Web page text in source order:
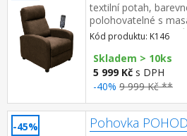
textilní potah,
polohovatelné s
masážních
nastavení oblasti
Kód produktu: K146
Skladem > 10ks
5 999 Kč s DPH
-40% 9 999 Kč **
-45% Pohovka